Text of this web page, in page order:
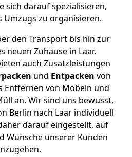
sich darauf spezialisieren,
Umzugs zu organisieren.
den Transport bis hin zur
neuen Zuhause in Laar.
auch Zusatzleistungen
und Entpacken von
Entfernen von Möbeln und
an. Wir sind uns bewusst,
Berlin nach Laar individuell
darauf eingestellt, auf
Wünsche unserer Kunden